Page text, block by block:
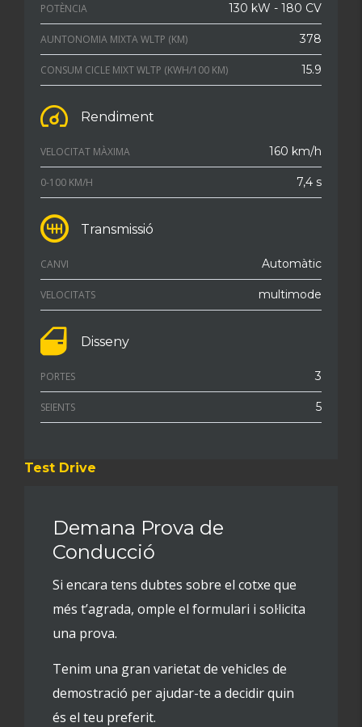
POTÈNCIA 130 kW - 180 CV
AUNTONOMIA MIXTA WLTP (KM) 378
CONSUM CICLE MIXT WLTP (KWH/100 KM) 15.9
Rendiment
VELOCITAT MÀXIMA 160 km/h
0-100 KM/H 7,4 s
Transmissió
CANVI Automàtic
VELOCITATS multimode
Disseny
PORTES 3
SEIENTS 5
Test Drive
Demana Prova de
Conducció
Si encara tens dubtes sobre el cotxe que
més t’agrada, omple el formulari i sol·licita
una prova.
Tenim una gran varietat de vehicles de
demostració per ajudar-te a decidir quin
és el teu preferit.